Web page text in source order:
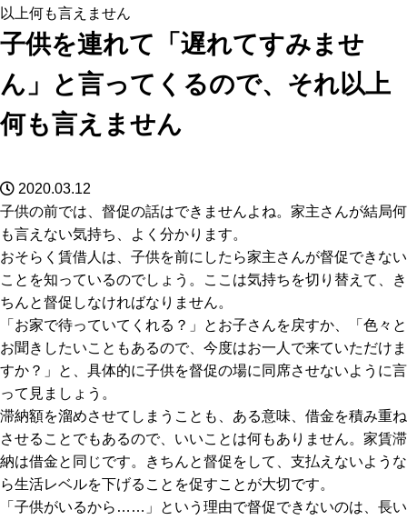
以上何も言えません
子供を連れて「遅れてすみませ
ん」と言ってくるので、それ以上
何も言えません
2020.03.12
子供の前では、督促の話はできませんよね。家主さんが結局何
も言えない気持ち、よく分かります。
おそらく賃借人は、子供を前にしたら家主さんが督促できない
ことを知っているのでしょう。ここは気持ちを切り替えて、き
ちんと督促しなければなりません。
「お家で待っていてくれる？」とお子さんを戻すか、「色々と
お聞きしたいこともあるので、今度はお一人で来ていただけま
すか？」と、具体的に子供を督促の場に同席させないように言
って見ましょう。
滞納額を溜めさせてしまうことも、ある意味、借金を積み重ね
させることでもあるので、いいことは何もありません。家賃滞
納は借金と同じです。きちんと督促をして、支払えないような
ら生活レベルを下げることを促すことが大切です。
「子供がいるから……」という理由で督促できないのは、長い